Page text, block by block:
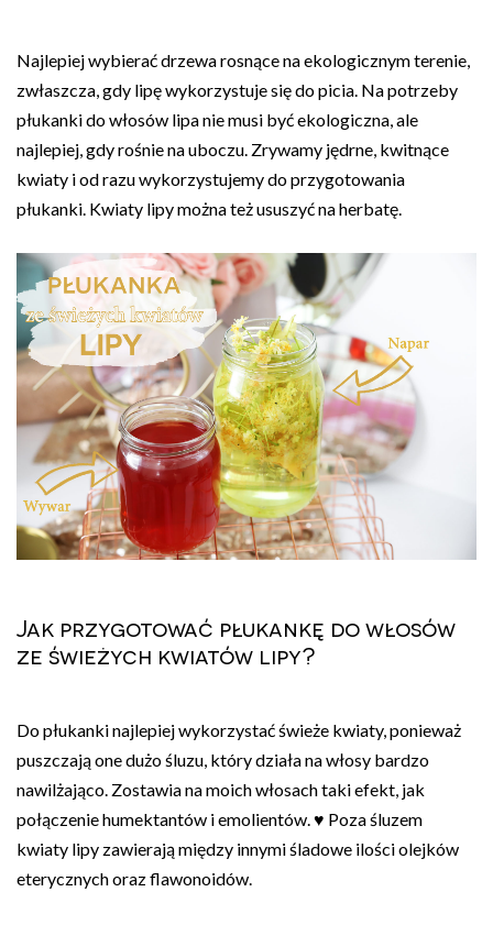
Najlepiej wybierać drzewa rosnące na ekologicznym terenie,
zwłaszcza, gdy lipę wykorzystuje się do picia. Na potrzeby
płukanki do włosów lipa nie musi być ekologiczna, ale
najlepiej, gdy rośnie na uboczu. Zrywamy jędrne, kwitnące
kwiaty i od razu wykorzystujemy do przygotowania
płukanki. Kwiaty lipy można też ususzyć na herbatę.
Jak przygotować płukankę do włosów
ze świeżych kwiatów lipy?
Do płukanki najlepiej wykorzystać świeże kwiaty, ponieważ
puszczają one dużo śluzu, który działa na włosy bardzo
nawilżająco. Zostawia na moich włosach taki efekt, jak
połączenie humektantów i emolientów. ♥ Poza śluzem
kwiaty lipy zawierają między innymi śladowe ilości olejków
eterycznych oraz flawonoidów.